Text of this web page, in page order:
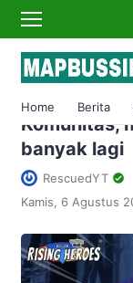
Home Berita
Home›Game
Pokemon
mencakup
Komunitas,
banyak lagi
RescuedYT
Kamis, 6 Agustus